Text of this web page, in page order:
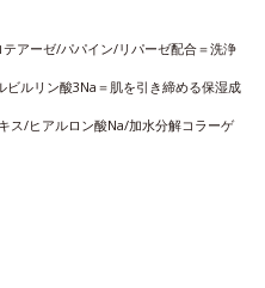
アーゼ/パパイン/リパーゼ配合＝洗浄
ルリン酸3Na＝肌を引き締める保湿成
ス/ヒアルロン酸Na/加水分解コラーゲ